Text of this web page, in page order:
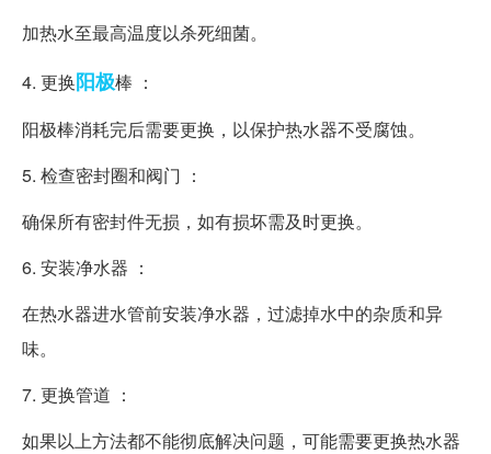
加热水至最高温度以杀死细菌。
4. 更换阳极棒 ：
阳极棒消耗完后需要更换，以保护热水器不受腐蚀。
5. 检查密封圈和阀门 ：
确保所有密封件无损，如有损坏需及时更换。
6. 安装净水器 ：
在热水器进水管前安装净水器，过滤掉水中的杂质和异
味。
7. 更换管道 ：
如果以上方法都不能彻底解决问题，可能需要更换热水器